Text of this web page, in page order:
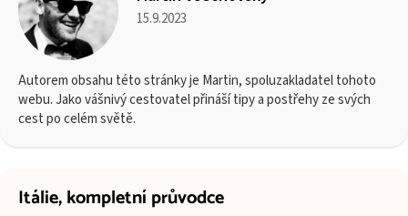
15.9.2023
Autorem obsahu této stránky je Martin, spoluzakladatel tohoto
webu. Jako vášnivý cestovatel přináší tipy a postřehy ze svých
cest po celém světě.
Itálie,kompletní průvodce